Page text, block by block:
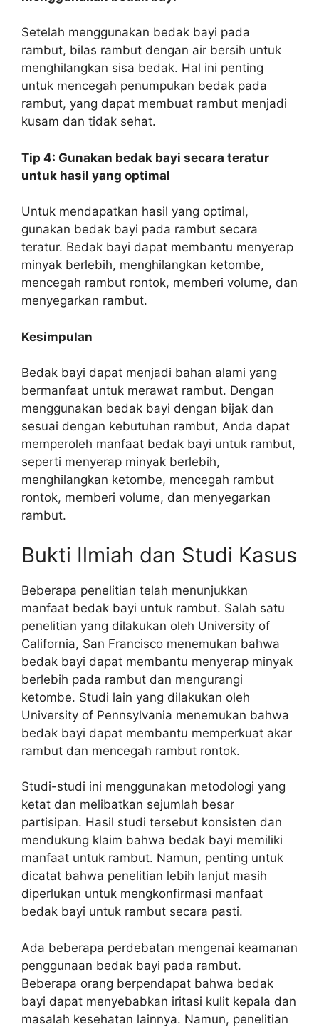
Setelah menggunakan bedak bayi pada
rambut, bilas rambut dengan air bersih untuk
menghilangkan sisa bedak. Hal ini penting
untuk mencegah penumpukan bedak pada
rambut, yang dapat membuat rambut menjadi
kusam dan tidak sehat.
Tip 4: Gunakan bedak bayi secara teratur
untuk hasil yang optimal
Untuk mendapatkan hasil yang optimal,
gunakan bedak bayi pada rambut secara
teratur. Bedak bayi dapat membantu menyerap
minyak berlebih, menghilangkan ketombe,
mencegah rambut rontok, memberi volume, dan
menyegarkan rambut.
Kesimpulan
Bedak bayi dapat menjadi bahan alami yang
bermanfaat untuk merawat rambut. Dengan
menggunakan bedak bayi dengan bijak dan
sesuai dengan kebutuhan rambut, Anda dapat
memperoleh manfaat bedak bayi untuk rambut,
seperti menyerap minyak berlebih,
menghilangkan ketombe, mencegah rambut
rontok, memberi volume, dan menyegarkan
rambut.
Bukti Ilmiah dan Studi Kasus
Beberapa penelitian telah menunjukkan
manfaat bedak bayi untuk rambut. Salah satu
penelitian yang dilakukan oleh University of
California, San Francisco menemukan bahwa
bedak bayi dapat membantu menyerap minyak
berlebih pada rambut dan mengurangi
ketombe. Studi lain yang dilakukan oleh
University of Pennsylvania menemukan bahwa
bedak bayi dapat membantu memperkuat akar
rambut dan mencegah rambut rontok.
Studi-studi ini menggunakan metodologi yang
ketat dan melibatkan sejumlah besar
partisipan. Hasil studi tersebut konsisten dan
mendukung klaim bahwa bedak bayi memiliki
manfaat untuk rambut. Namun, penting untuk
dicatat bahwa penelitian lebih lanjut masih
diperlukan untuk mengkonfirmasi manfaat
bedak bayi untuk rambut secara pasti.
Ada beberapa perdebatan mengenai keamanan
penggunaan bedak bayi pada rambut.
Beberapa orang berpendapat bahwa bedak
bayi dapat menyebabkan iritasi kulit kepala dan
masalah kesehatan lainnya. Namun, penelitian